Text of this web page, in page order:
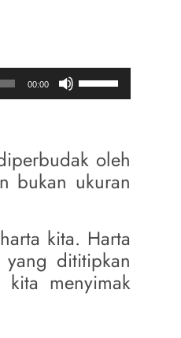
00:00
to
increase
or
oleh
bukan ukuran
kita. Harta
yang dititipkan
menyimak